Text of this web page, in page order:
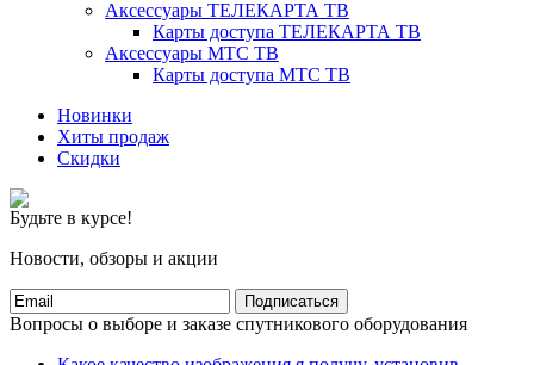
Аксессуары ТЕЛЕКАРТА ТВ
Карты доступа ТЕЛЕКАРТА ТВ
Аксессуары МТС ТВ
Карты доступа МТС ТВ
Новинки
Хиты продаж
Скидки
Будьте в курсе!
Новости, обзоры и акции
Подписаться
Вопросы о выборе и заказе спутникового оборудования